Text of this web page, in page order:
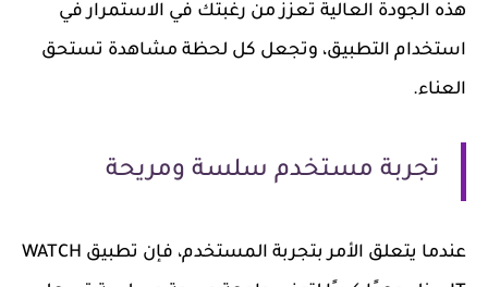
هذه الجودة العالية تعزز من رغبتك في الاستمرار في
استخدام التطبيق، وتجعل كل لحظة مشاهدة تستحق
العناء.
تجربة مستخدم سلسة ومريحة
عندما يتعلق الأمر بتجربة المستخدم، فإن تطبيق WATCH